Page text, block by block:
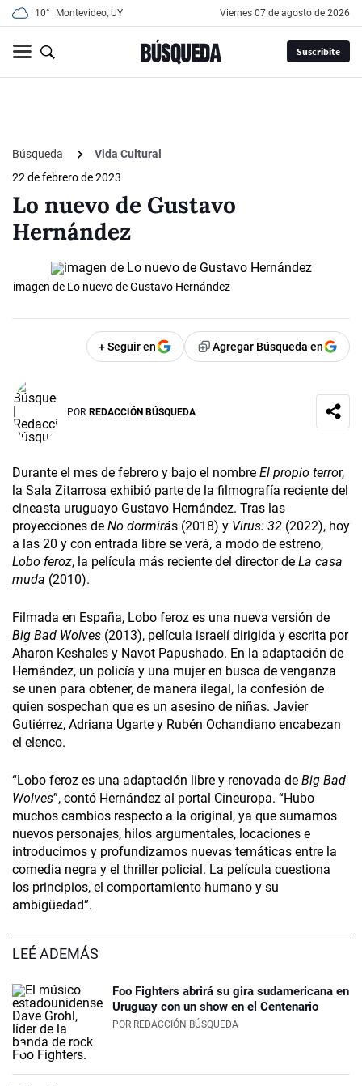
10° Montevideo, UY viernes 07 de agosto de 2026
Suscribite
Búsqueda
Vida Cultural
22 de febrero de 2023
Lo nuevo de Gustavo
Hernández
imagen de Lo nuevo de Gustavo Hernández
+ Seguir en Agregar Búsqueda en
POR REDACCIÓN BÚSQUEDA
Durante el mes de febrero y bajo el nombre El propio terror,
la Sala Zitarrosa exhibió parte de la filmografía reciente del
cineasta uruguayo Gustavo Hernández. Tras las
proyecciones de No dormirás (2018) y Virus: 32 (2022), hoy
a las 20 y con entrada libre se verá, a modo de estreno,
Lobo feroz, la película más reciente del director de La casa
muda (2010).
Filmada en España, Lobo feroz es una nueva versión de
Big Bad Wolves (2013), película israelí dirigida y escrita por
Aharon Keshales y Navot Papushado. En la adaptación de
Hernández, un policía y una mujer en busca de venganza
se unen para obtener, de manera ilegal, la confesión de
quien sospechan que es un asesino de niñas. Javier
Gutiérrez, Adriana Ugarte y Rubén Ochandiano encabezan
el elenco.
“Lobo feroz es una adaptación libre y renovada de Big Bad
Wolves”, contó Hernández al portal Cineuropa. “Hubo
muchos cambios respecto a la original, ya que sumamos
nuevos personajes, hilos argumentales, locaciones e
introducimos y profundizamos nuevas temáticas entre la
comedia negra y el thriller policial. La película cuestiona
los principios, el comportamiento humano y su
ambigüedad”.
LEÉ ADEMÁS
Foo Fighters abrirá su gira sudamericana en
Uruguay con un show en el Centenario
POR REDACCIÓN BÚSQUEDA